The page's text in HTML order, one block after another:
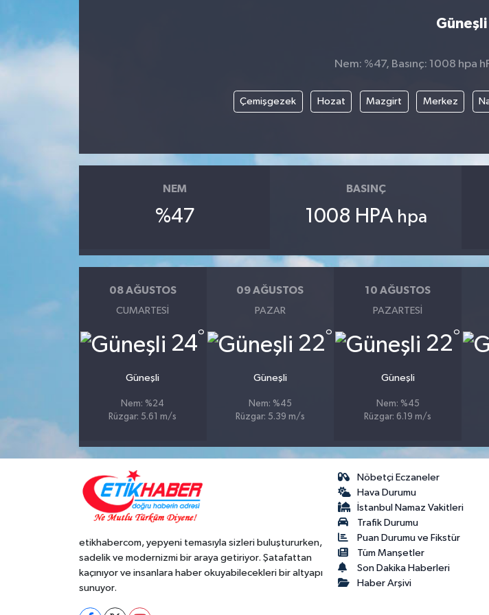
Güneşli
Nem: %47, Basınç: 1008 hpa
Çemişgezek Hozat Mazgirt Merkez
NEM
%47
BASINÇ
1008 HPA hpa
08 AĞUSTOS
CUMARTESI
24°
Güneşli
Nem: %24
Rüzgar: 5.61 m/s
09 AĞUSTOS
PAZAR
22°
Güneşli
Nem: %45
Rüzgar: 5.39 m/s
10 AĞUSTOS
PAZARTESI
22°
Güneşli
Nem: %45
Rüzgar: 6.19 m/s
etikhabercom, yepyeni temasıyla sizleri buluştururken,
sadelik ve modernizmi bir araya getiriyor. Şatafattan
kaçınıyor ve insanlara haber okuyabilecekleri bir altyapı
sunuyor.
Nöbetçi Eczaneler
Hava Durumu
İstanbul Namaz Vakitleri
Trafik Durumu
Puan Durumu ve Fikstür
Tüm Manşetler
Son Dakika Haberleri
Haber Arşivi
GÜNCEL